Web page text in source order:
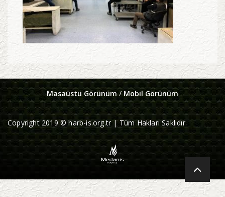
Masaüstü Görünüm/ Mobil Görünüm
Copyright 2019 © harb-is.org.tr | Tüm Hakları Saklıdır.